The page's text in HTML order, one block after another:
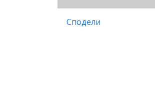
Сподели